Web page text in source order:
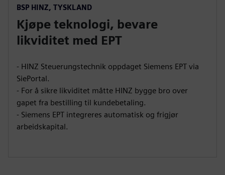
BSP HINZ, TYSKLAND
Kjøpe teknologi, bevare
likviditet med EPT
- HINZ Steuerungstechnik oppdaget Siemens EPT via
SiePortal.
- For å sikre likviditet måtte HINZ bygge bro over
gapet fra bestilling til kundebetaling.
- Siemens EPT integreres automatisk og frigjør
arbeidskapital.